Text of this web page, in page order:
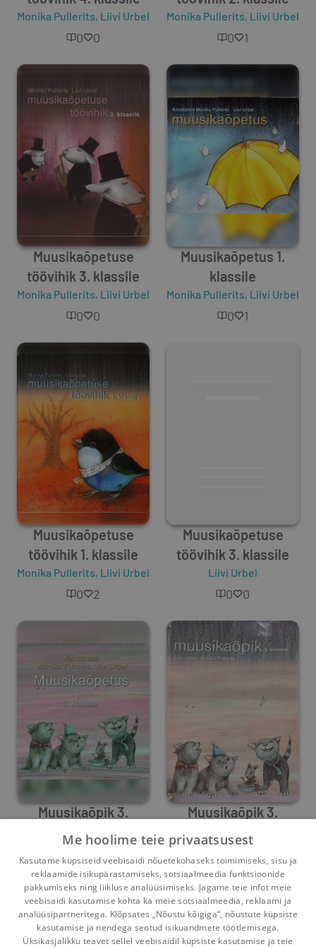
Monika Pullerits, Liivi Urbel
0 0
Monika Pullerits, Liivi Urbel
0 1
Muusikaõpetuse
töövihik 3. klassile
Monika Pullerits, Liivi Urbel
0 0
Muusikaõpetus 1.
klassile
Monika Pullerits, Liivi Urbel
0 1
Muusikaõpetuse
töövihik 1. klassile
Monika Pullerits, Liivi Urbel
0 2
Muusikaõpetuse
töövihik 3. klassile
Liivi Urbel
0 0
Muusikaõpik 3.
klassile
0 0
Muusikaõpik 3.
klassile
Monika Pullerits
2 1
Pealehele Ostukorv Sõnumid Teated Konto
Me hoolime teie privaatsusest
Kasutame küpsiseid veebisaidi nõuetekohaseks toimimiseks, sisu ja
reklaamide isikupärastamiseks, sotsiaalmeedia funktsioonide
pakkumiseks ning liikluse analüüsimiseks. Jagame teie infot meie
veebisaidi kasutamise kohta ka meie sotsiaalmeedia, reklaami ja
analüüsipartneritega. Klõpsates „Nõustu kõigiga“, nõustute küpsiste
kasutamise ja nendega seotud isikuandmete töötlemisega.
Üksikasjalikku teavet sellel veebisaidil küpsiste kasutamise ja teie